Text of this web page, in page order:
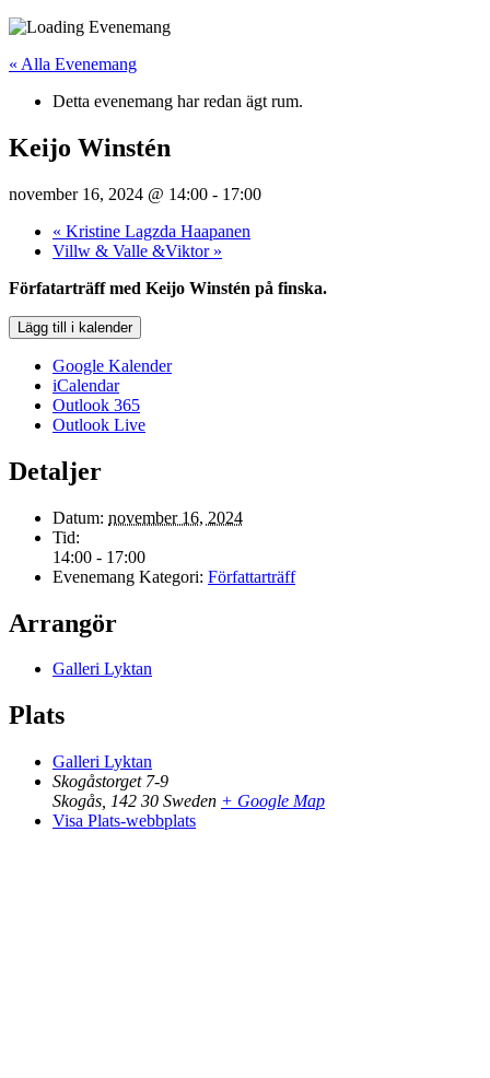
« Alla Evenemang
Detta evenemang har redan ägt rum.
Keijo Winstén
november 16, 2024 @ 14:00 - 17:00
« Kristine Lagzda Haapanen
Villw & Valle &Viktor »
Förfatarträff med Keijo Winstén på finska.
Lägg till i kalender
Google Kalender
iCalendar
Outlook 365
Outlook Live
Detaljer
Datum: november 16, 2024
Tid:
14:00 - 17:00
Evenemang Kategori: Författarträff
Arrangör
Galleri Lyktan
Plats
Galleri Lyktan
Skogåstorget 7-9
Skogås 142 30 Sweden + Google Map
Visa Plats-webbplats